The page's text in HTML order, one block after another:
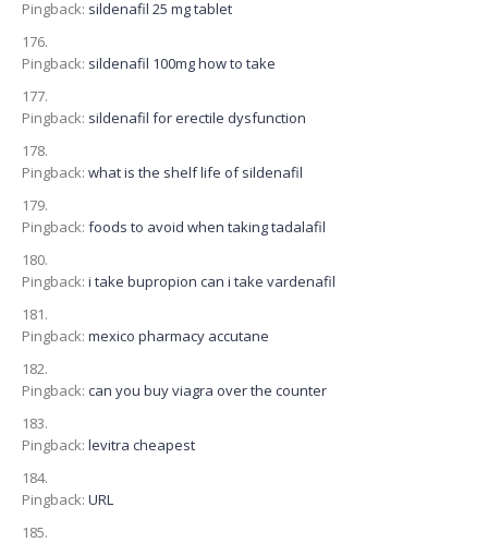
Pingback: sildenafil 25 mg tablet
Pingback: sildenafil 100mg how to take
Pingback: sildenafil for erectile dysfunction
Pingback: what is the shelf life of sildenafil
Pingback: foods to avoid when taking tadalafil
Pingback: i take bupropion can i take vardenafil
Pingback: mexico pharmacy accutane
Pingback: can you buy viagra over the counter
Pingback: levitra cheapest
Pingback: URL